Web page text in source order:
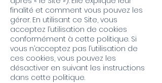
finalité et comment vous pouvez les
gérer. En utilisant ce Site, vous
acceptez l’utilisation de cookies
conformément à cette politique. Si
vous n’acceptez pas l’utilisation de
ces cookies, vous pouvez les
désactiver en suivant les instructions
dans cette politique.